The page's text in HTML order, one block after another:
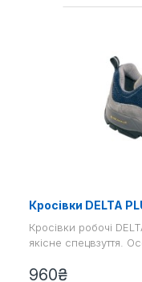
Кросівки DELTA
Кросівки робочі
якісне спецвзуття.
960₴